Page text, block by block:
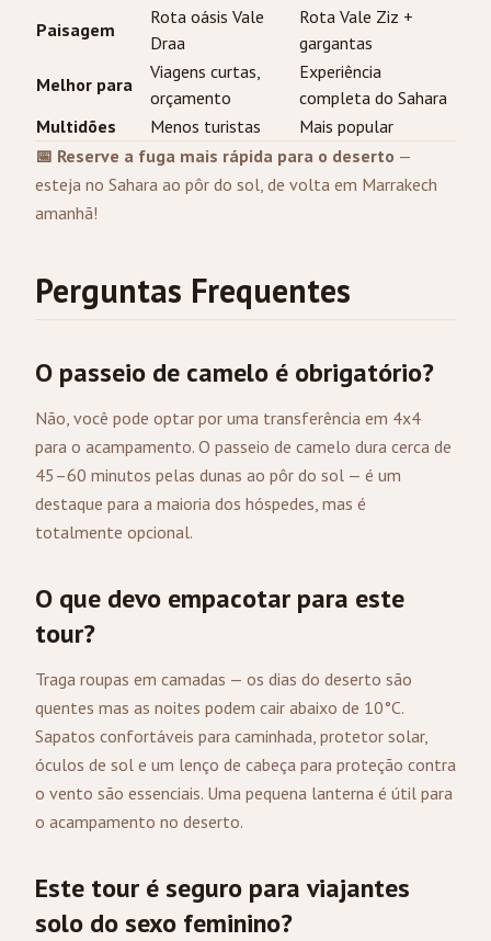
Paisagem
Rota oásis Vale
Draa
Rota Vale Ziz +
gargantas
Melhor para
Viagens curtas,
orçamento
Experiência
completa do Sahara
Multidões
Menos turistas
Mais popular
📅 Reserve a fuga mais rápida para o deserto —
esteja no Sahara ao pôr do sol, de volta em Marrakech
amanhã!
Perguntas Frequentes
O passeio de camelo é obrigatório?
Não, você pode optar por uma transferência em 4x4
para o acampamento. O passeio de camelo dura cerca de
45–60 minutos pelas dunas ao pôr do sol — é um
destaque para a maioria dos hóspedes, mas é
totalmente opcional.
O que devo empacotar para este
tour?
Traga roupas em camadas — os dias do deserto são
quentes mas as noites podem cair abaixo de 10°C.
Sapatos confortáveis para caminhada, protetor solar,
óculos de sol e um lenço de cabeça para proteção contra
o vento são essenciais. Uma pequena lanterna é útil para
o acampamento no deserto.
Este tour é seguro para viajantes
solo do sexo feminino?